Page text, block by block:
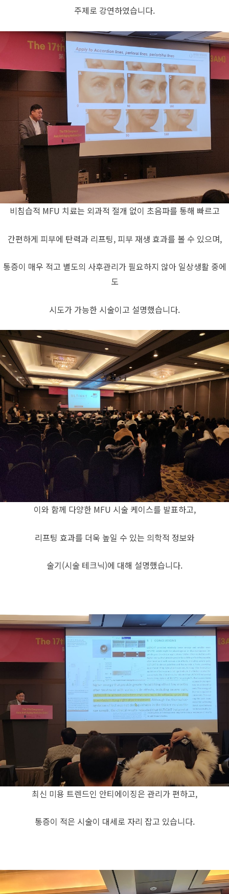
주제로 강연하였습니다.
비침습적 MFU 치료는 외과적 절개 없이 초음파를 통해 빠르고
간편하게 피부에 탄력과 리프팅, 피부 재생 효과를 볼 수 있으며,
통증이 매우 적고 별도의 사후관리가 필요하지 않아 일상생활 중에
도
시도가 가능한 시술이고 설명했습니다.
이와 함께 다양한 MFU 시술 케이스를 발표하고,
리프팅 효과를 더욱 높일 수 있는 의학적 정보와
술기(시술 테크닉)에 대해 설명했습니다.
최신 미용 트렌드인 안티에이징은 관리가 편하고,
통증이 적은 시술이 대세로 자리 잡고 있습니다.